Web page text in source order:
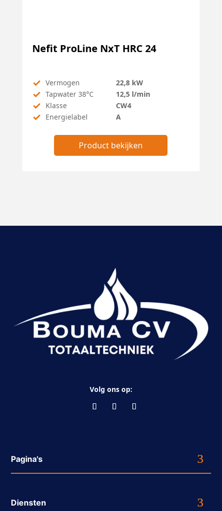
Nefit ProLine NxT HRC 24
✓
✓
✓
✓
Vermogen
Tapwater 38°C
Klasse
Energielabel
22,8 kW
12,5 l/min
CW4
A
Product bekijken
Volg ons op:
Pagina's
Diensten